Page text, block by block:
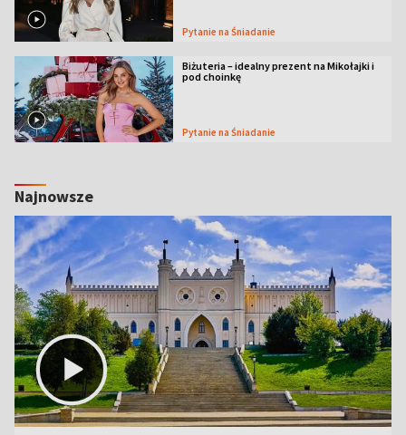
Pytanie na Śniadanie
Biżuteria – idealny prezent na Mikołajki i
pod choinkę
Pytanie na Śniadanie
Najnowsze